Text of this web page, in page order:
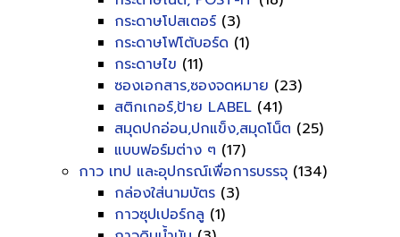
กระดาษโปสเตอร์ (3)
กระดาษโฟโต้บอร์ด (1)
กระดาษไข (11)
ซองเอกสาร,ซองจดหมาย (23)
สติกเกอร์,ป้าย LABEL (41)
สมุดปกอ่อน,ปกแข็ง,สมุดโน็ต (25)
แบบฟอร์มต่าง ๆ (17)
กาว เทป และอุปกรณ์เพื่อการบรรจุ (134)
กล่องใส่นามบัตร (3)
กาวซุปเปอร์กลู (1)